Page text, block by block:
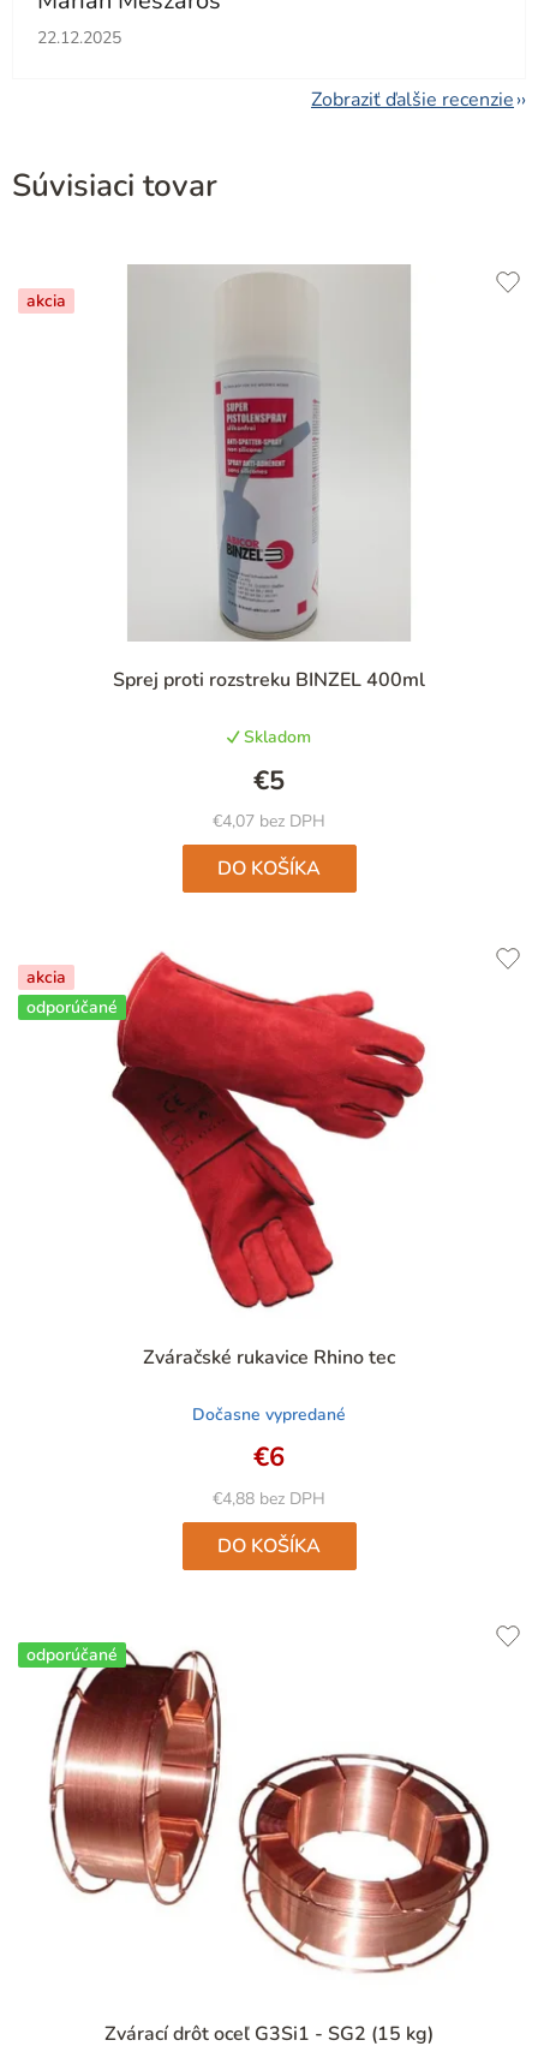
Hodnotenie obchodu je 5 z 5 hviezdičiek.
22.12.2025
Zobraziť ďalšie recenzie
Súvisiaci tovar
akcia
Sprej proti rozstreku BINZEL 400ml
hodnotenie
je
5,0
z
5
hviezdičiek.
Skladom
€4,07 bez DPH
€5
DO KOŠÍKA
akcia
odporúčané
Zváračské rukavice Rhino tec
hodnotenie
je
4,8
z
5
hviezdičiek.
Dočasne vypredané
€4,88 bez DPH
€6
DO KOŠÍKA
odporúčané
Zvárací drôt oceľ G3Si1 - SG2 (15 kg)
hodnotenie